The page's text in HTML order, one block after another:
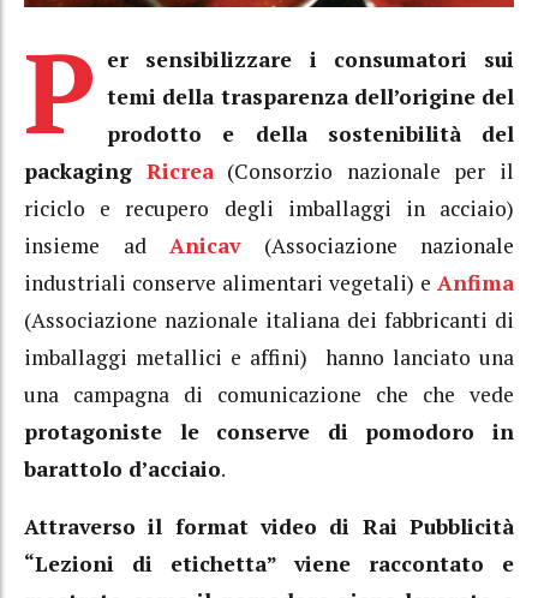
P er sensibilizzare i consumatori sui
temi della trasparenza dell’origine del
prodotto e della sostenibilità del
packaging Ricrea(Consorzio nazionale per il
riciclo e recupero degli imballaggi in acciaio)
insieme ad Anicav(Associazione nazionale
industriali conserve alimentari vegetali) e Anfima
(Associazione nazionale italiana dei fabbricanti di
imballaggi metallici e affini) hanno lanciato una
una campagna di comunicazione che che vede
protagoniste le conserve di pomodoro in
barattolo d’acciaio.
Attraverso il format video di Rai Pubblicità
“Lezioni di etichetta” viene raccontato e